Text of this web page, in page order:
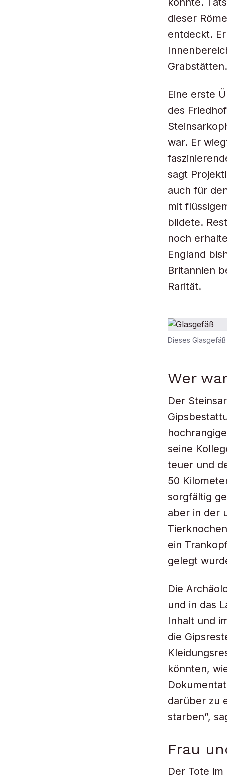
dieser
entdeckt.
Grabstätten.
Eine erste
des
war. Er
sagt
auch für
mit
bildete.
noch
England
Britannien
Rarität.
Dieses
Wer
Der
seine
teuer und
50
sorgfältig
aber in der
ein
gelegt
Die
und in das
Inhalt und
die
könnten,
darüber zu
starben”,
Frau
Der Tote